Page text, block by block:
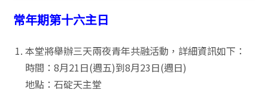
常年期第十六主日
本堂將舉辦三天兩夜青年共融活動，詳細資訊如下：
時間：8月21日(週五)到8月23日(週日)
地點：石碇天主堂